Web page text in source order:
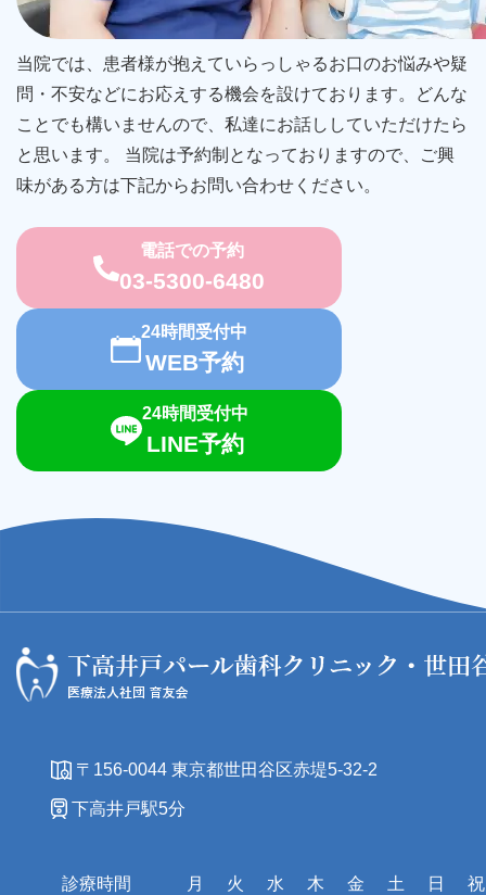
当院では、患者様が抱えていらっしゃるお口のお悩みや疑
問・不安などにお応えする機会を設けております。どんな
ことでも構いませんので、私達にお話ししていただけたら
と思います。 当院は予約制となっておりますので、ご興
味がある方は下記からお問い合わせください。
電話での予約
03-5300-6480
24時間受付中
WEB予約
24時間受付中
LINE予約
〒156-0044 東京都世田谷区赤堤5-32-2
下高井戸駅5分
診療時間 月 火 水 木 金 土 日 祝